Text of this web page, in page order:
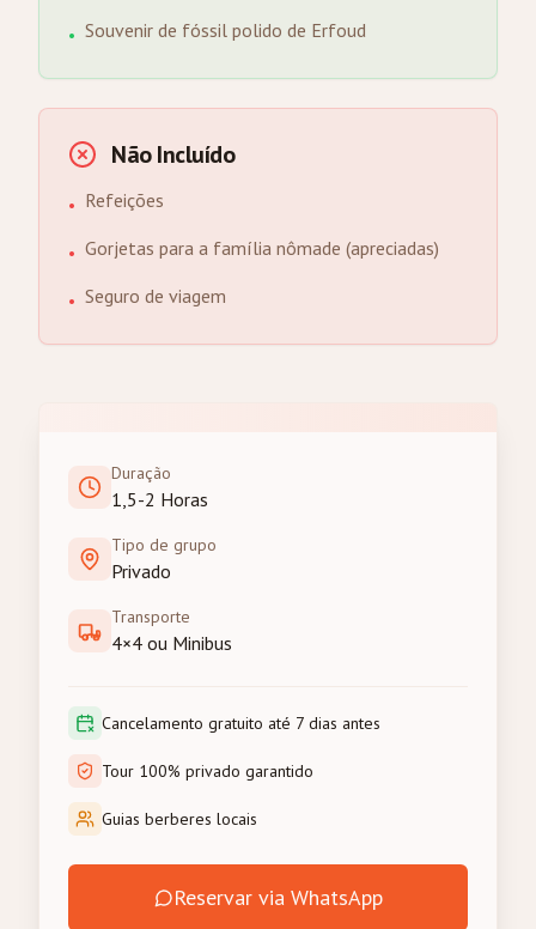
• Souvenir de fóssil polido de Erfoud
Não Incluído
• Refeições
• Gorjetas para a família nômade (apreciadas)
• Seguro de viagem
Duração
1,5-2 Horas
Tipo de grupo
Privado
Transporte
4×4 ou Minibus
Cancelamento gratuito até 7 dias antes
Tour 100% privado garantido
Guias berberes locais
Reservar via WhatsApp